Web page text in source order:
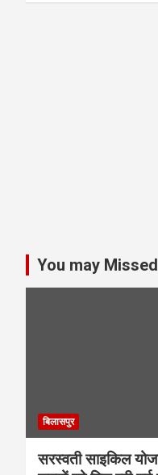
You may Missed
बिलासपुर
सरस्वती साइकिल